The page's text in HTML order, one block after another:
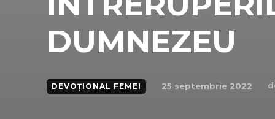
DUMNEZEU
DEVOȚIONAL FEMEI 25 septembrie 2022